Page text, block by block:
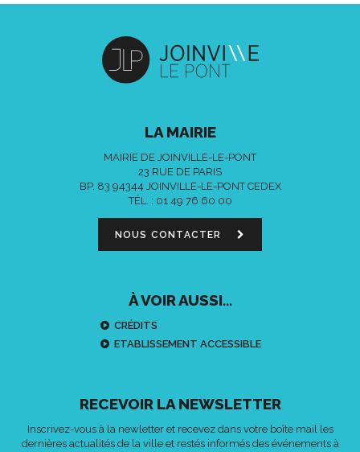
LA MAIRIE
MAIRIE DE JOINVILLE-LE-PONT
23 RUE DE PARIS
BP. 83 94344 JOINVILLE-LE-PONT CEDEX
TÉL. : 01 49 76 60 00
NOUS CONTACTER
À VOIR AUSSI...
CRÉDITS
ETABLISSEMENT ACCESSIBLE
RECEVOIR LA NEWSLETTER
Inscrivez-vous à la newletter et recevez dans votre boîte mail les
dernières actualités de la ville et restés informés des événements à